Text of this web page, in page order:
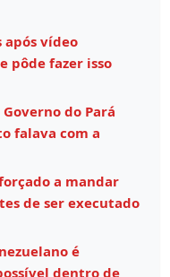
após vídeo
pôde fazer isso
do Pará
falava com a
a mandar
de ser executado
é
dentro de